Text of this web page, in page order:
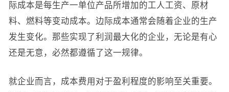
际成本是每生产一单位产品所增加的工人工资、原材
料、燃料等变动成本。边际成本通常会随着企业的生产
发生变化。那些实现了利润最大化的企业，无论是有心
还是无意，必然都遵循了这一规律。
就企业而言，成本费用对于盈利程度的影响至关重要。